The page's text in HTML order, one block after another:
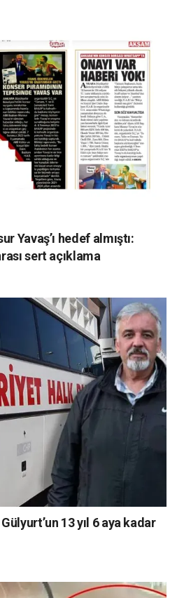
Yavaş’ı hedef almıştı:
sert açıklama
13 yıl 6 aya kadar